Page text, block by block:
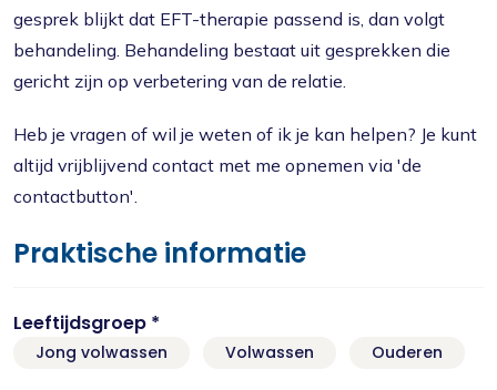
gesprek blijkt dat EFT-therapie passend is, dan volgt
behandeling. Behandeling bestaat uit gesprekken die
gericht zijn op verbetering van de relatie.
Heb je vragen of wil je weten of ik je kan helpen? Je kunt
altijd vrijblijvend contact met me opnemen via 'de
contactbutton'.
Praktische informatie
Leeftijdsgroep *
Jong volwassen Volwassen Ouderen